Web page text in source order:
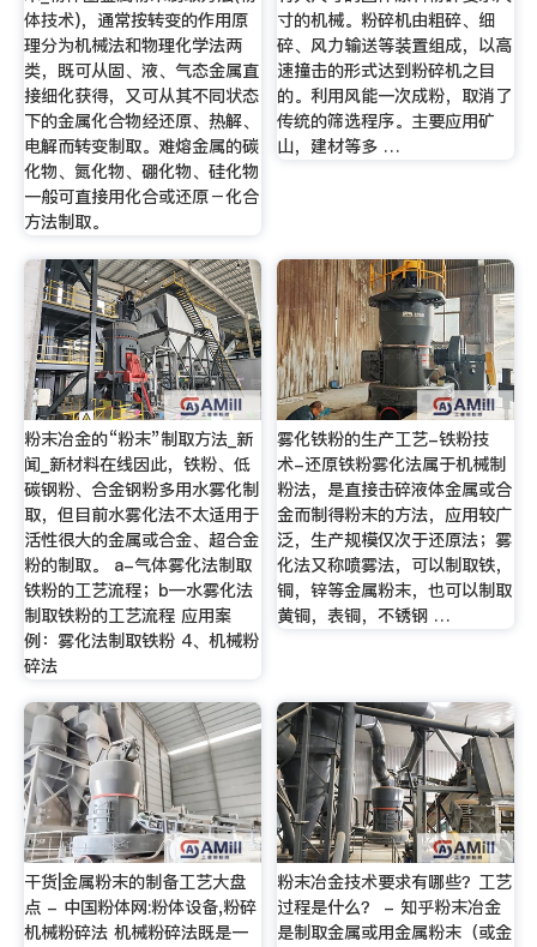
体技术)，通常按转变的作用原
理分为机械法和物理化学法两
类，既可从固、液、气态金属直
接细化获得，又可从其不同状态
下的金属化合物经还原、热解、
电解而转变制取。难熔金属的碳
化物、氮化物、硼化物、硅化物
一般可直接用化合或还原－化合
方法制取。
寸的机械。粉碎机由粗碎、细
碎、风力输送等装置组成，以高
速撞击的形式达到粉碎机之目
的。利用风能一次成粉，取消了
传统的筛选程序。主要应用矿
山，建材等多 …
粉末冶金的“粉末”制取方法_新
闻_新材料在线因此，铁粉、低
碳钢粉、合金钢粉多用水雾化制
取，但目前水雾化法不太适用于
活性很大的金属或合金、超合金
粉的制取。 a-气体雾化法制取
铁粉的工艺流程；b—水雾化法
制取铁粉的工艺流程 应用案
例：雾化法制取铁粉 4、机械粉
碎法
雾化铁粉的生产工艺-铁粉技
术-还原铁粉雾化法属于机械制
粉法，是直接击碎液体金属或合
金而制得粉末的方法，应用较广
泛，生产规模仅次于还原法；雾
化法又称喷雾法，可以制取铁，
铜，锌等金属粉末，也可以制取
黄铜，表铜，不锈钢 …
干货|金属粉末的制备工艺大盘
点 - 中国粉体网:粉体设备,粉碎
机械粉碎法 机械粉碎法既是一
粉末冶金技术要求有哪些？工艺
过程是什么？ - 知乎粉末冶金
是制取金属或用金属粉末（或金